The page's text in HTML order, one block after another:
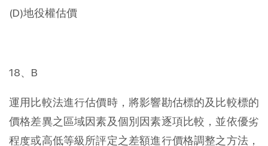
(D)地役權估價
18、B
運用比較法進行估價時，將影響勘估標的及比較標的
價格差異之區域因素及個別因素逐項比較，並依優劣
程度或高低等級所評定之差額進行價格調整之方法，